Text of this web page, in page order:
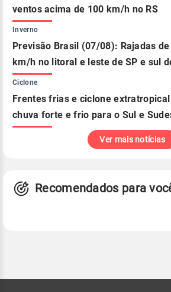
ventos acima de 100 km/h no RS
Inverno
Previsão Brasil (07/08): Rajadas
km/h no litoral e leste de SP e sul
Ciclone
Frentes frias e ciclone
chuva forte e frio para o Sul e
Ver mais notícias
Recomendados para